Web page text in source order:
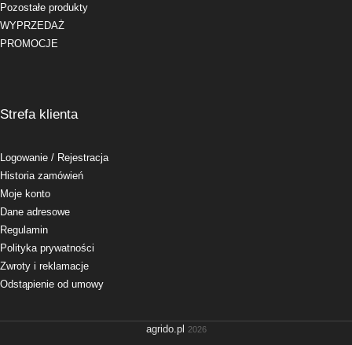
Pozostałe produkty
WYPRZEDAŻ
PROMOCJE
Strefa klienta
Logowanie / Rejestracja
Historia zamówień
Moje konto
Dane adresowe
Regulamin
Polityka prywatności
Zwroty i reklamacje
Odstąpienie od umowy
agrido.pl 2026